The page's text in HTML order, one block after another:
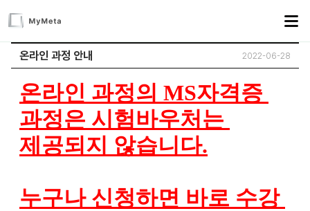
온라인 과정 안내 2022-06-28
온라인 과정의 MS자격증
과정은 시험바우처는
제공되지 않습니다.
누구나 신청하면 바로 수강